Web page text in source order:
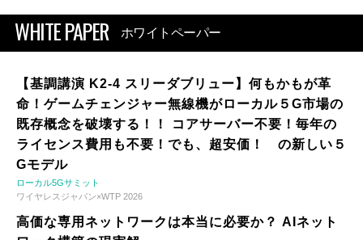
WHITE PAPER ホワイトペーパー
【基調講演 K2-4 スリーダブリュー】何もかもが革
命！ゲームチェンジャー無線機がローカル５G市場の
既存概念を破壊する！！ コアサーバー不要！毎年の
ライセンス費用も不要！でも、超安価！ の新しい５
Gモデル
ローカル5Gサミット
ワイヤレスジャパン×WTP 2026
高価な専用ネットワークは本当に必要か？ AIネット